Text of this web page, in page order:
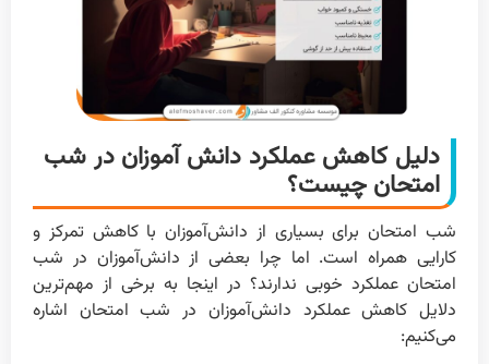
دلیل کاهش عملکرد دانش آموزان در شب
امتحان چیست؟
شب امتحان برای بسیاری از دانش‌آموزان با کاهش تمرکز و
کارایی همراه است. اما چرا بعضی از دانش‌آموزان در شب
امتحان عملکرد خوبی ندارند؟ در اینجا به برخی از مهم‌ترین
دلایل کاهش عملکرد دانش‌آموزان در شب امتحان اشاره
می‌کنیم: